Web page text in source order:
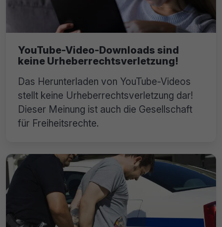
YouTube-Video-Downloads sind
keine Urheberrechtsverletzung!
Das Herunterladen von YouTube-Videos
stellt keine Urheberrechtsverletzung dar!
Dieser Meinung ist auch die Gesellschaft
für Freiheitsrechte.